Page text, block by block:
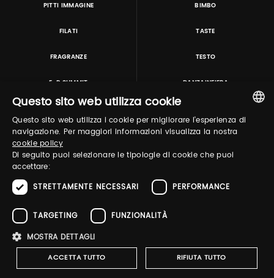
PITTI IMMAGINE BIMBO
FILATI TASTE
FRAGRANZE TESTO
E-P SUMMIT DANZAINFIERA
TUTORING & CONSULTING
Pitti Immagine S.r.l. P.I./CF 03443240480 Capitale sociale 648.457 € N° iscriz. Reg.
imprese Firenze REA FI-363274 ·
Whistleblowing ·Cookies Policy
·
ITALIAN
Questo sito web utilizza cookie
Questo sito web utilizza i cookie per migliorare l'esperienza di
navigazione. Per maggiori informazioni visualizza la nostra
cookie policy
Di seguito puoi selezionare le tipologie di cookie che puoi
accettare:
STRETTAMENTE NECESSARI
PERFORMANCE
TARGETING
FUNZIONALITÀ
MOSTRA DETTAGLI
ACCETTA TUTTO RIFIUTA TUTTO